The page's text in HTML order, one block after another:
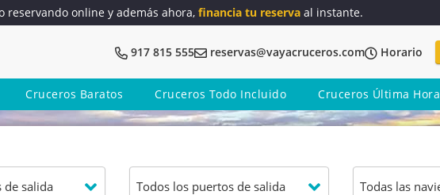
online y además ahora, financia tu reservaal instante.
917 815 555 reservas@vayacruceros.com Horario
Cruceros Baratos Cruceros Todo Incluido Cruceros Última Hora